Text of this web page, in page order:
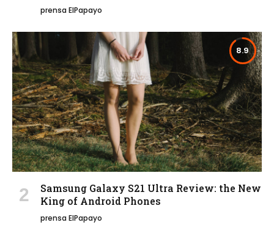
prensa ElPapayo
8.9
Samsung Galaxy S21 Ultra Review: the New
King of Android Phones
prensa ElPapayo